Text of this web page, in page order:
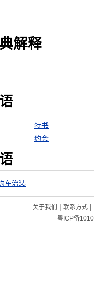
解释
特书
约会
车治装
关于我们 | 联系方式|
粤ICP备